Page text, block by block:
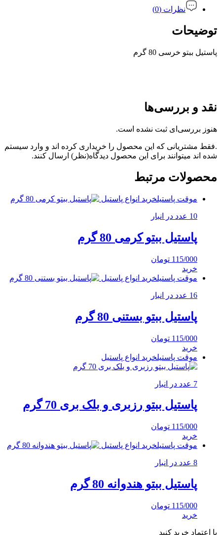
نظرات (0)
توضیحات
پاستیل ببتو خرسی 80 گرم
نقد و بررسی‌ها
هنوز بررسی‌ای ثبت نشده است.
.فقط مشتریانی که این محصول را خریداری کرده اند و وارد سیستم
شده اند میتوانند برای این محصول دیدگاه(نظر) ارسال کنند.
محصولات مرتبط
موقت پاستیلخرید انواع پاستیل
10 عدد در انبار
پاستیل ببتو کرمی 80 گرم
115/000 تومان
خرید
موقت پاستیلخرید انواع پاستیل
16 عدد در انبار
پاستیل ببتو بستنی 80 گرم
115/000 تومان
خرید
موقت پاستیلخرید انواع پاستیل
7 عدد در انبار
پاستیل ببتو رزبری و بلک بری 70 گرم
115/000 تومان
خرید
موقت پاستیلخرید انواع پاستیل
8 عدد در انبار
پاستیل ببتو هندوانه 80 گرم
115/000 تومان
خرید
با اعتماد خرید کنید